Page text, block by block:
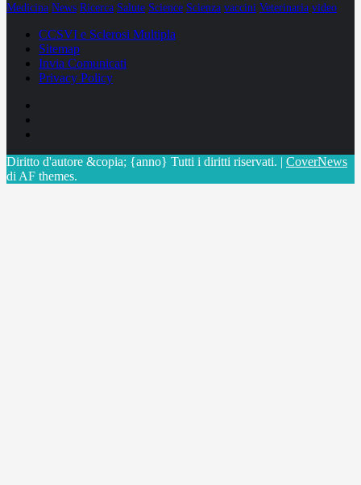
Medicina News Ricerca Salute Science Scienza vaccini Veterinaria video
CCSVI e Sclerosi Multipla
Sitemap
Invia Comunicati
Privacy Policy
Diritto d'autore &copia; {anno} Tutti i diritti riservati. | CoverNews
di AF themes.